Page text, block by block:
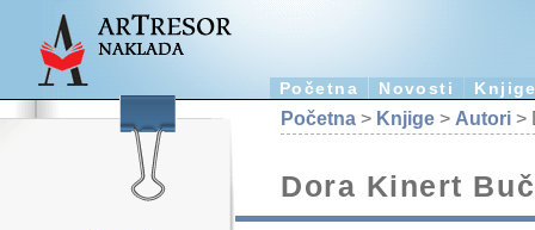
Početna Novosti
Početna > Knjige > Autori >
Dora Kinert